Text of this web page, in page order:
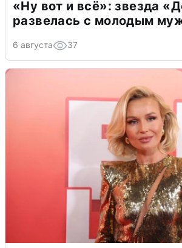
«Ну вот и всё»: звезда
развелась с молодым
6 августа 37